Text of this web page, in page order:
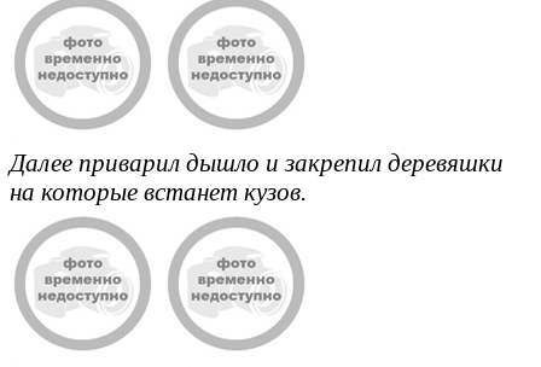
Далее приварил дышло и закрепил деревяшки
на которые встанет кузов.